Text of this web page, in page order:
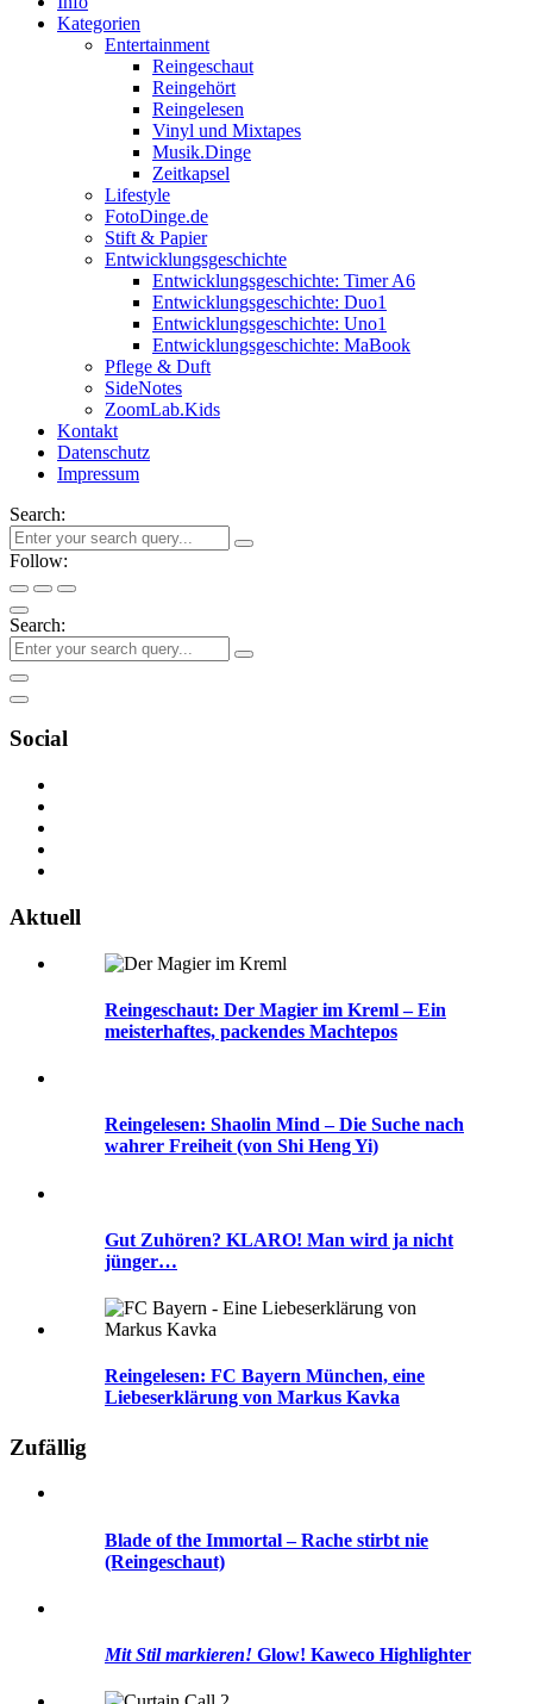
Kategorien
Entertainment
Reingeschaut
Reingehört
Reingelesen
Vinyl und Mixtapes
Musik.Dinge
Zeitkapsel
Lifestyle
FotoDinge.de
Stift & Papier
Entwicklungsgeschichte
Entwicklungsgeschichte: Timer A6
Entwicklungsgeschichte: Duo1
Entwicklungsgeschichte: Uno1
Entwicklungsgeschichte: MaBook
Pflege & Duft
SideNotes
ZoomLab.Kids
Kontakt
Datenschutz
Impressum
Search:
Follow:
Search:
Social
Aktuell
Reingeschaut: Der Magier im Kreml – Ein
meisterhaftes, packendes Machtepos
Reingelesen: Shaolin Mind – Die Suche nach
wahrer Freiheit (von Shi Heng Yi)
Gut Zuhören? KLARO! Man wird ja nicht
jünger…
Reingelesen: FC Bayern München, eine
Liebeserklärung von Markus Kavka
Zufällig
Blade of the Immortal – Rache stirbt nie
(Reingeschaut)
Mit Stil markieren! Glow! Kaweco Highlighter